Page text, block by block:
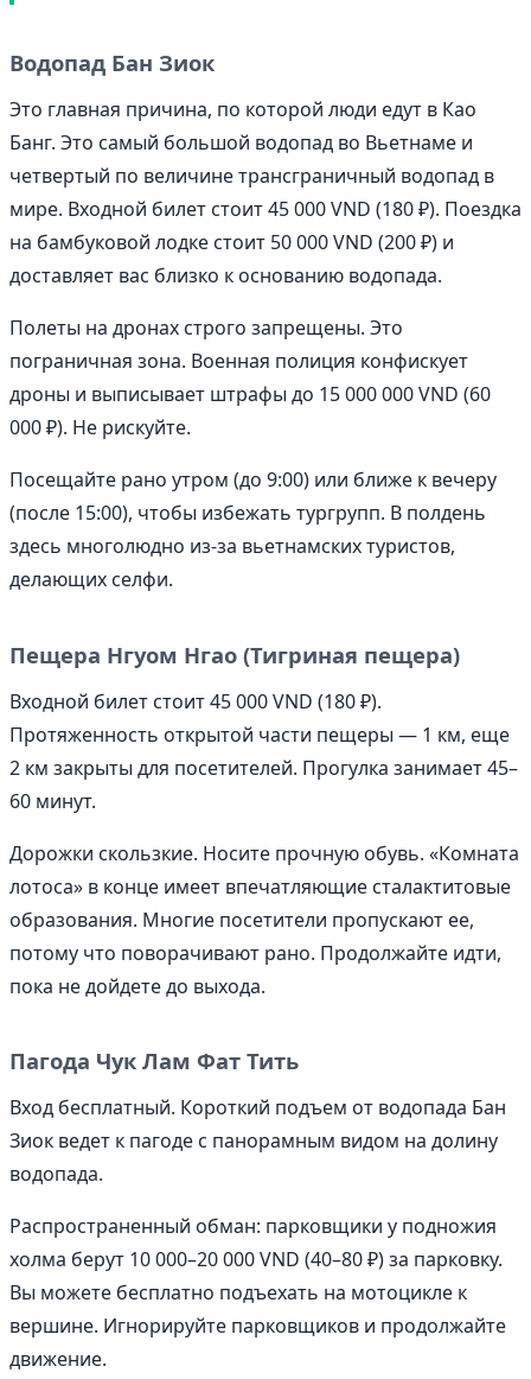
Водопад Бан Зиок
Это главная причина, по которой люди едут в Као
Банг. Это самый большой водопад во Вьетнаме и
четвертый по величине трансграничный водопад в
мире. Входной билет стоит 45 000 VND (180 ₽). Поездка
на бамбуковой лодке стоит 50 000 VND (200 ₽) и
доставляет вас близко к основанию водопада.
Полеты на дронах строго запрещены. Это
пограничная зона. Военная полиция конфискует
дроны и выписывает штрафы до 15 000 000 VND (60
000 ₽). Не рискуйте.
Посещайте рано утром (до 9:00) или ближе к вечеру
(после 15:00), чтобы избежать тургрупп. В полдень
здесь многолюдно из-за вьетнамских туристов,
делающих селфи.
Пещера Нгуом Нгао (Тигриная пещера)
Входной билет стоит 45 000 VND (180 ₽).
Протяженность открытой части пещеры — 1 км, еще
2 км закрыты для посетителей. Прогулка занимает 45–
60 минут.
Дорожки скользкие. Носите прочную обувь. «Комната
лотоса» в конце имеет впечатляющие сталактитовые
образования. Многие посетители пропускают ее,
потому что поворачивают рано. Продолжайте идти,
пока не дойдете до выхода.
Пагода Чук Лам Фат Тить
Вход бесплатный. Короткий подъем от водопада Бан
Зиок ведет к пагоде с панорамным видом на долину
водопада.
Распространенный обман: парковщики у подножия
холма берут 10 000–20 000 VND (40–80 ₽) за парковку.
Вы можете бесплатно подъехать на мотоцикле к
вершине. Игнорируйте парковщиков и продолжайте
движение.